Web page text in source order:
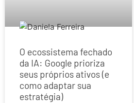
O ecossistema fechado
da IA: Google prioriza
seus próprios ativos (e
como adaptar sua
estratégia)